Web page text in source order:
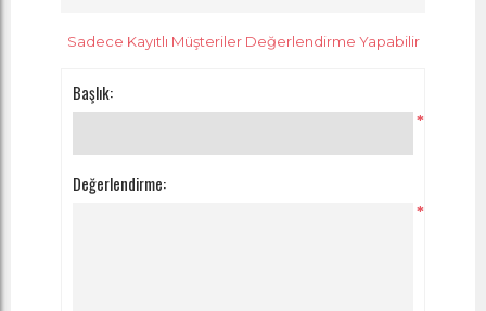
Sadece Kayıtlı Müşteriler Değerlendirme Yapabilir
Başlık:
*
Değerlendirme:
*